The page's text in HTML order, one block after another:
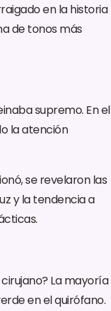
en la historia
de tonos más
supremo. En el
la atención
se revelaron las
y la tendencia a
La mayoría
en el quirófano.